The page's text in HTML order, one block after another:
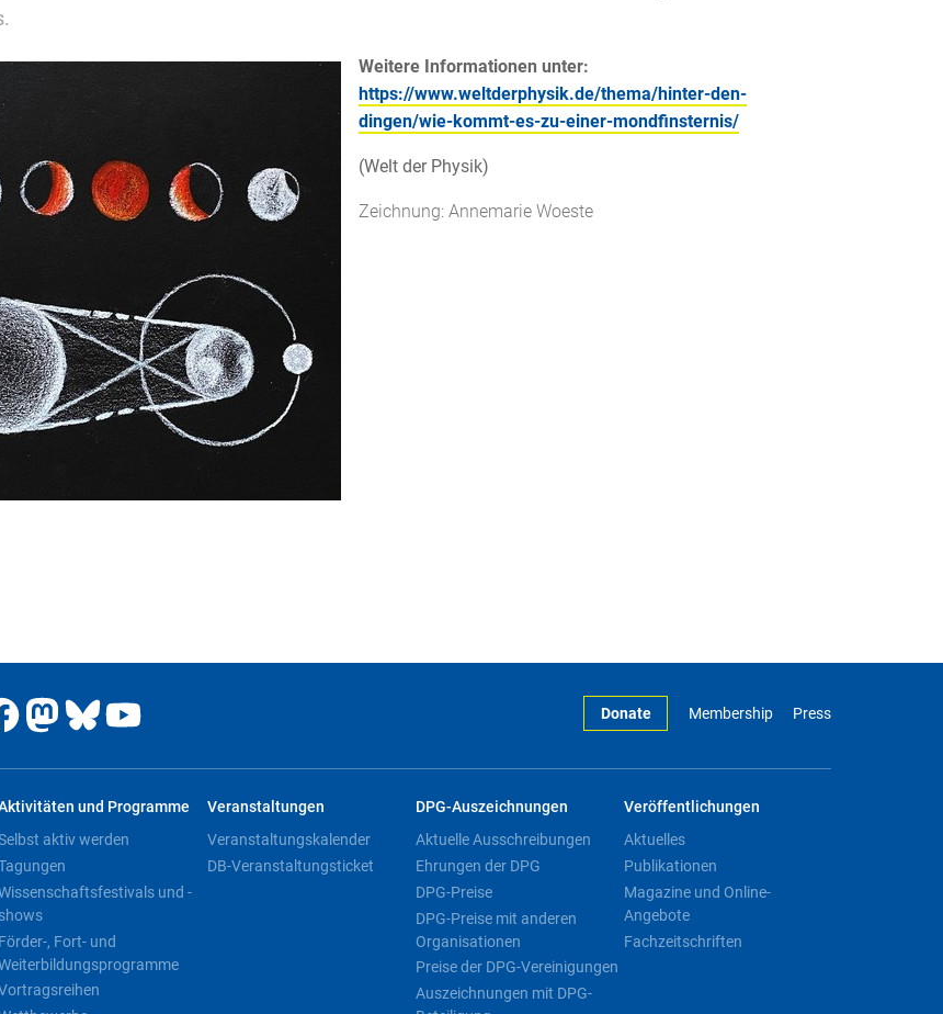
Weitere Informationen unter:
https://www.weltderphysik.de/thema/hinter-den-
dingen/wie-kommt-es-zu-einer-mondfinsternis/
(Welt der Physik)
Zeichnung: Annemarie Woeste
Donate Membership Press
und Programme
aktiv werden
und -
shows
Förder-, Fort- und
Veranstaltungen
Veranstaltungskalender
DB-Veranstaltungsticket
DPG-Auszeichnungen
Aktuelle Ausschreibungen
Ehrungen der DPG
DPG-Preise
DPG-Preise mit anderen
Organisationen
Preise der DPG-Vereinigungen
Auszeichnungen mit DPG-
Veröffentlichungen
Aktuelles
Publikationen
Magazine und Online-
Angebote
Fachzeitschriften